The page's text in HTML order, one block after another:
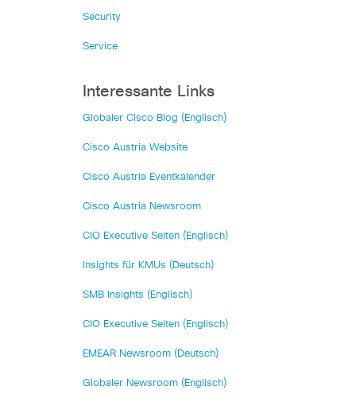
Security
Service
Interessante Links
Globaler Cisco Blog (Englisch)
Cisco Austria Website
Cisco Austria Eventkalender
Cisco Austria Newsroom
CIO Executive Seiten (Englisch)
Insights für KMUs (Deutsch)
SMB Insights (Englisch)
CIO Executive Seiten (Englisch)
EMEAR Newsroom (Deutsch)
Globaler Newsroom (Englisch)